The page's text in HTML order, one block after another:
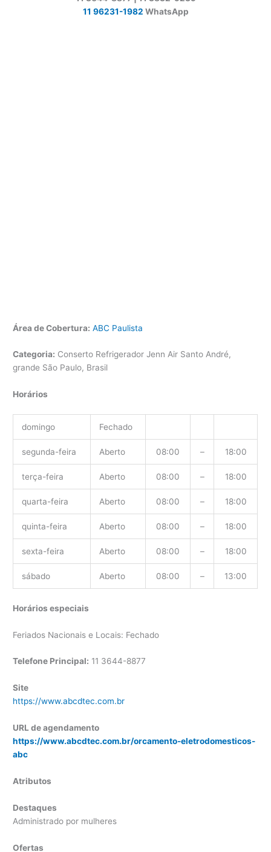
11 96231-1982 WhatsApp
Área de Cobertura: ABC Paulista
Categoria: Conserto Refrigerador Jenn Air Santo André,
grande São Paulo, Brasil
Horários
domingo Fechado
segunda-feira Aberto 08:00 – 18:00
terça-feira Aberto 08:00 – 18:00
quarta-feira Aberto 08:00 – 18:00
quinta-feira Aberto 08:00 – 18:00
sexta-feira Aberto 08:00 – 18:00
sábado Aberto 08:00 – 13:00
Horários especiais
Feriados Nacionais e Locais: Fechado
Telefone Principal: 11 3644-8877
Site
https://www.abcdtec.com.br
URL de agendamento
https://www.abcdtec.com.br/orcamento-eletrodomesticos-
abc
Atributos
Destaques
Administrado por mulheres
Ofertas